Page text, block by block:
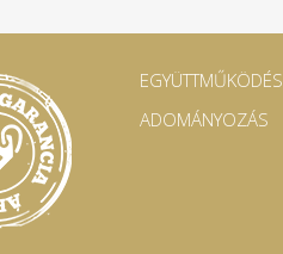
EGYÜTTMŰKÖDÉS
ADOMÁNYOZÁS